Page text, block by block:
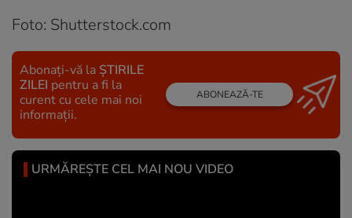
Foto: Shutterstock.com
Abonați-vă la ȘTIRILE
ZILEI pentru a fi la
curent cu cele mai noi
informații.
ABONEAZĂ-TE
URMĂREȘTE CEL MAI NOU VIDEO